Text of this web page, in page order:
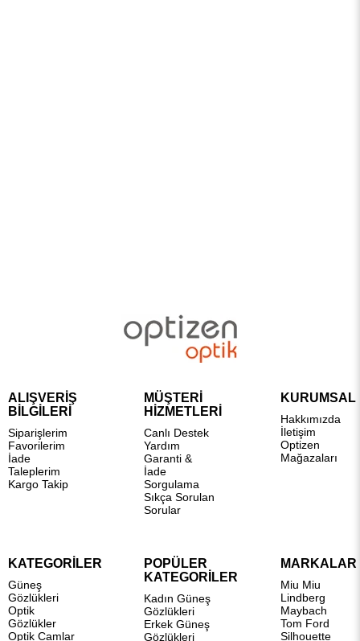
ALIŞVERİŞ
BİLGİLERİ
Siparişlerim
Favorilerim
İade
Taleplerim
Kargo Takip
MÜŞTERİ
HİZMETLERİ
Canlı Destek
Yardım
Garanti &
İade
Sorgulama
Sıkça Sorulan
Sorular
KURUMSAL
Hakkımızda
İletişim
Optizen
Mağazaları
KATEGORİLER
Güneş
Gözlükleri
Optik
Gözlükler
Optik Camlar
POPÜLER
KATEGORİLER
Kadın Güneş
Gözlükleri
Erkek Güneş
Gözlükleri
MARKALAR
Miu Miu
Lindberg
Maybach
Tom Ford
Silhouette